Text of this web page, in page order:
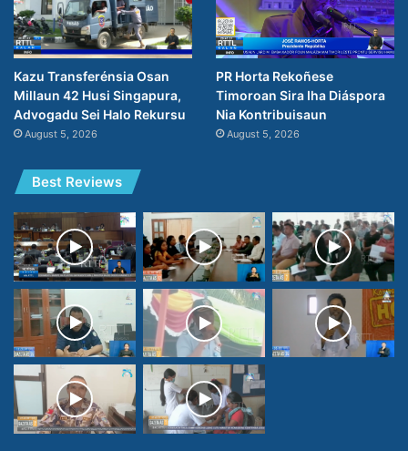
Kazu Transferénsia Osan
Millaun 42 Husi Singapura,
Advogadu Sei Halo Rekursu
August 5, 2026
PR Horta Rekoñese
Timoroan Sira Iha Diáspora
Nia Kontribuisaun
August 5, 2026
Best Reviews